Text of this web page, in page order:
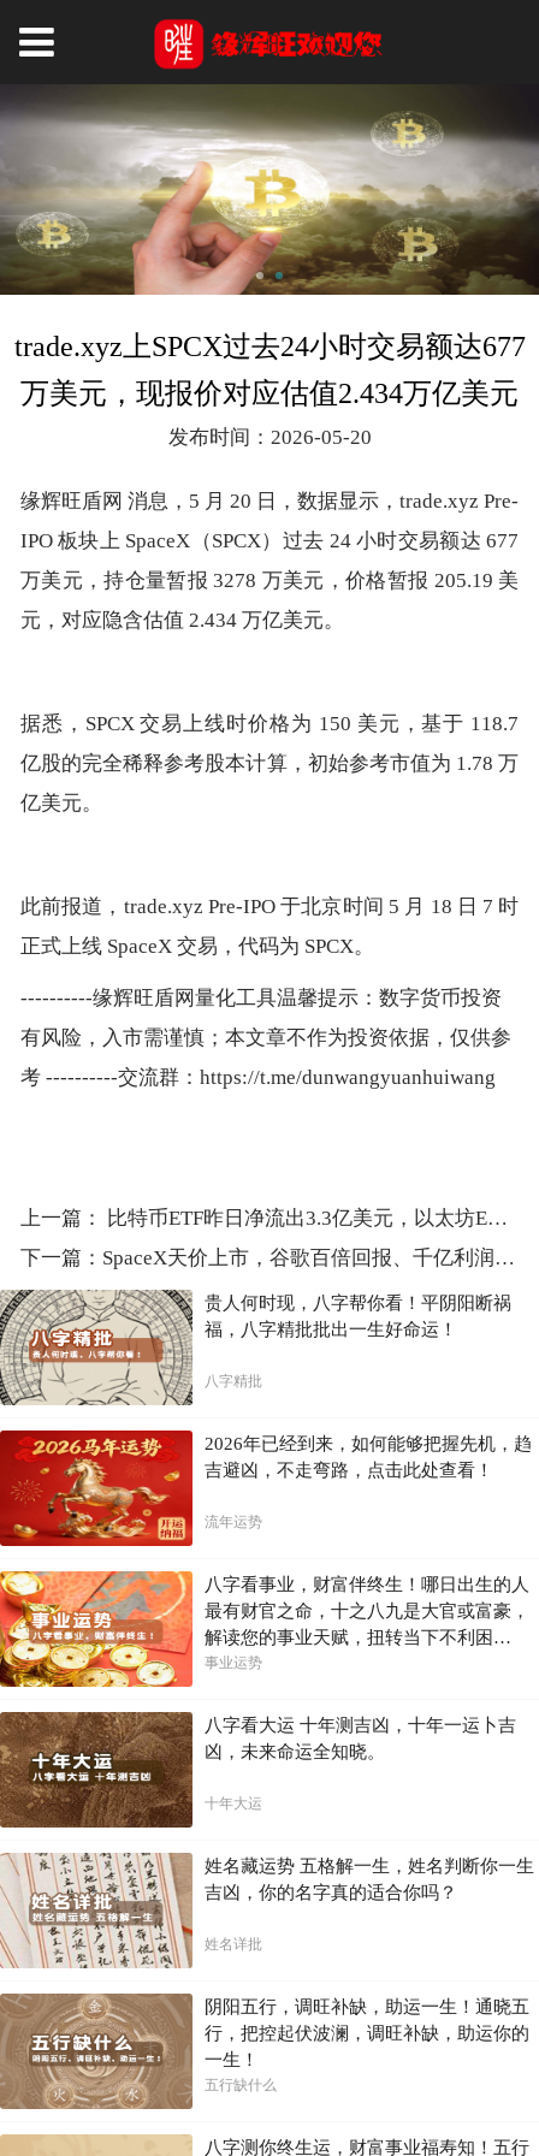
trade.xyz上SPCX过去24小时交易额达677
万美元，现报价对应估值2.434万亿美元
发布时间：2026-05-20
缘辉旺盾网 消息，5 月 20 日，数据显示，trade.xyz Pre-
IPO 板块上 SpaceX（SPCX）过去 24 小时交易额达 677
万美元，持仓量暂报 3278 万美元，价格暂报 205.19 美
元，对应隐含估值 2.434 万亿美元。
据悉，SPCX 交易上线时价格为 150 美元，基于 118.7
亿股的完全稀释参考股本计算，初始参考市值为 1.78 万
亿美元。
此前报道，trade.xyz Pre-IPO 于北京时间 5 月 18 日 7 时
正式上线 SpaceX 交易，代码为 SPCX。
----------缘辉旺盾网量化工具温馨提示：数字货币投资
有风险，入市需谨慎；本文章不作为投资依据，仅供参
考 ----------交流群：https://t.me/dunwangyuanhuiwang
上一篇：
比特币ETF昨日净流出3.3亿美元，以太坊ETF净流出6230万美元
下一篇： SpaceX天价上市，谷歌百倍回报、千亿利润或为最大赢家，Binance可赚9.9亿
贵人何时现，八字帮你看！平阴阳断祸
福，八字精批批出一生好命运！
八字精批
2026年已经到来，如何能够把握先机，趋
吉避凶，不走弯路，点击此处查看！
流年运势
八字看事业，财富伴终生！哪日出生的人
最有财官之命，十之八九是大官或富豪，
解读您的事业天赋，扭转当下不利困
局！！
事业运势
八字看大运 十年测吉凶，十年一运卜吉
凶，未来命运全知晓。
十年大运
姓名藏运势 五格解一生，姓名判断你一生
吉凶，你的名字真的适合你吗？
姓名详批
阴阳五行，调旺补缺，助运一生！通晓五
行，把控起伏波澜，调旺补缺，助运你的
一生！
五行缺什么
八字测你终生运，财富事业福寿知！五行